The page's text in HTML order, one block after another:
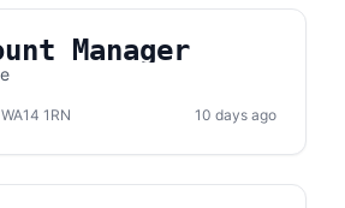
Manager
1RN 10 days ago